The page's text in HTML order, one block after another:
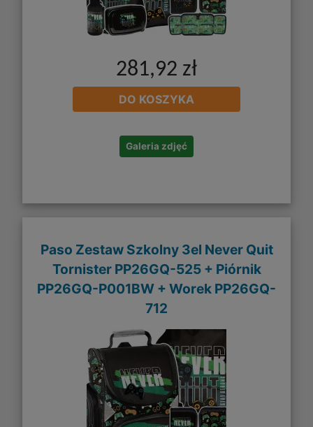
281,92 zł
DO KOSZYKA
Galeria zdjęć
Paso Zestaw Szkolny 3el Never Quit
Tornister PP26GQ-525 + Piórnik
PP26GQ-P001BW + Worek PP26GQ-
712